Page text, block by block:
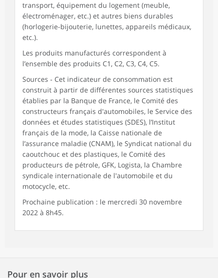
transport, équipement du logement (meuble,
électroménager, etc.) et autres biens durables
(horlogerie-bijouterie, lunettes, appareils médicaux,
etc.).
Les produits manufacturés correspondent à
l’ensemble des produits C1, C2, C3, C4, C5.
Sources ‑ Cet indicateur de consommation est
construit à partir de différentes sources statistiques
établies par la Banque de France, le Comité des
constructeurs français d'automobiles, le Service des
données et études statistiques (SDES), l’Institut
français de la mode, la Caisse nationale de
l’assurance maladie (CNAM), le Syndicat national du
caoutchouc et des plastiques, le Comité des
producteurs de pétrole, GFK, Logista, la Chambre
syndicale internationale de l'automobile et du
motocycle, etc.
Prochaine publication : le mercredi 30 novembre
2022 à 8h45.
Pour en savoir plus